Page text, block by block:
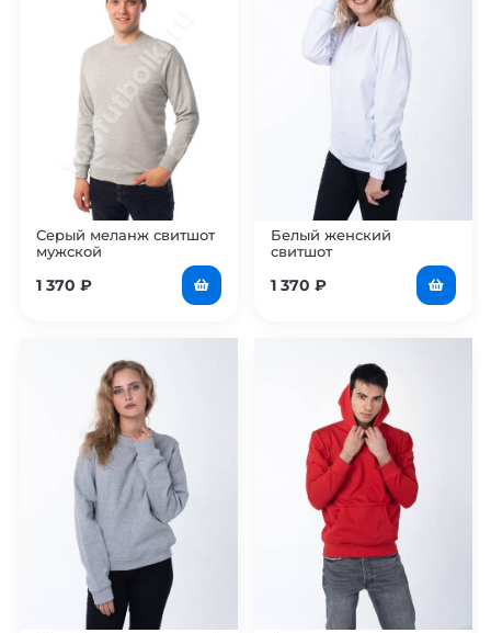
Серый меланж свитшот
мужской
1 370 ₽
Белый женский
свитшот
1 370 ₽